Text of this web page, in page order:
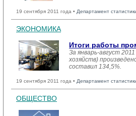
19 сентября 2011 года • Департамент
ЭКОНОМИКА
Итоги работы
За январь-август
хозяйств)
составил 134,5%.
19 сентября 2011 года • Департамент
ОБЩЕСТВО